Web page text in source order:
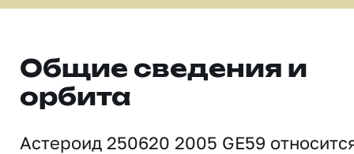
Общие сведения и
орбита
Астероид 250620 2005 GE59